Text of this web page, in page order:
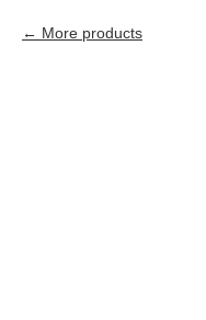
More products